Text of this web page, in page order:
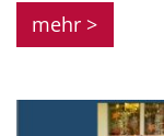
mehr >